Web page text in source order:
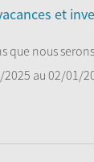
et
que nous
au 02/01/